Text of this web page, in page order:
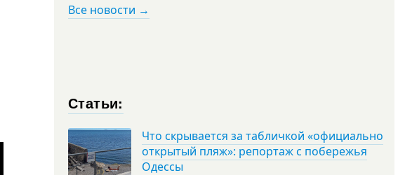
Все новости →
Статьи:
Что скрывается за табличкой «официально
открытый пляж»: репортаж с побережья
Одессы